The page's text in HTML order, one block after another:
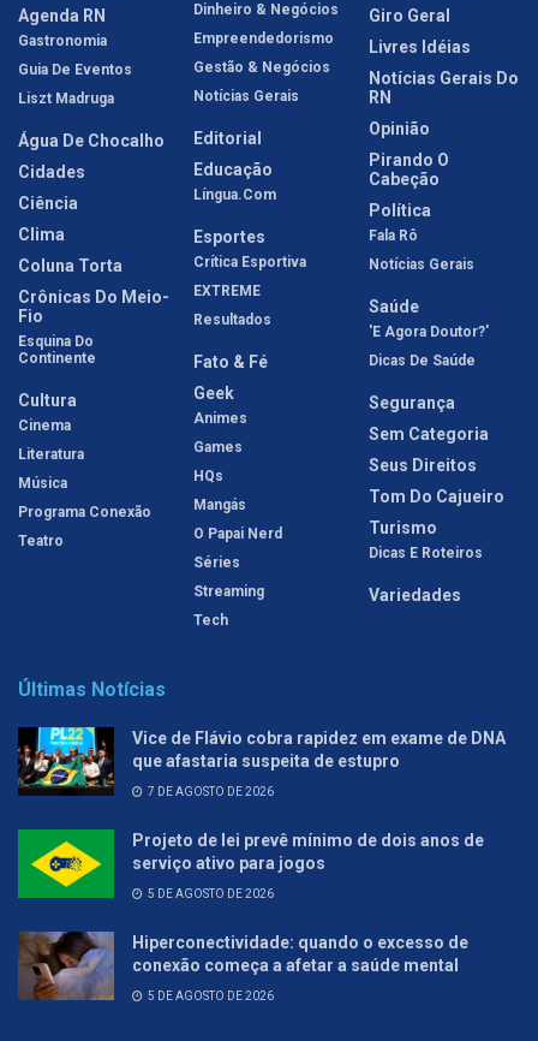
Agenda RN
Gastronomia
Guia De Eventos
Liszt Madruga
Água De Chocalho
Cidades
Ciência
Clima
Coluna Torta
Crônicas Do Meio-
Fio
Esquina Do
Continente
Cultura
Cinema
Literatura
Música
Programa Conexão
Teatro
Dinheiro & Negócios
Empreendedorismo
Gestão & Negócios
Notícias Gerais
Editorial
Educação
Língua.com
Esportes
Crítica Esportiva
EXTREME
Resultados
Fato & Fé
Geek
Animes
Games
HQs
Mangás
O Papai Nerd
Séries
Streaming
Tech
Giro Geral
Livres Idéias
Notícias Gerais Do
RN
Opinião
Pirando O
Cabeção
Política
Fala Rô
Notícias Gerais
Saúde
'E Agora Doutor?'
Dicas De Saúde
Segurança
Sem Categoria
Seus Direitos
Tom Do Cajueiro
Turismo
Dicas E Roteiros
Variedades
Últimas Notícias
Vice de Flávio cobra rapidez em exame de DNA
que afastaria suspeita de estupro
7 DE AGOSTO DE 2026
Projeto de lei prevê mínimo de dois anos de
serviço ativo para jogos
5 DE AGOSTO DE 2026
Hiperconectividade: quando o excesso de
conexão começa a afetar a saúde mental
5 DE AGOSTO DE 2026